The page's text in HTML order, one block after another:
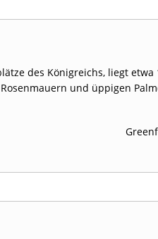
des Königreichs, liegt etwa
und üppigen